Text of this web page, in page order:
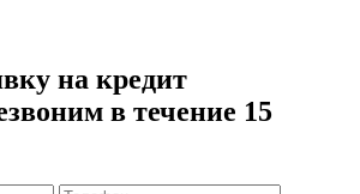
на кредит
в течение 15